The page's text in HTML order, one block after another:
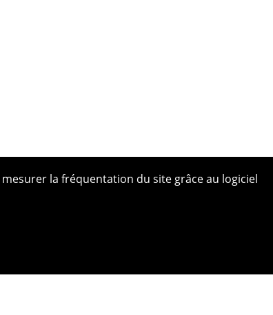
la fréquentation du site grâce au logiciel